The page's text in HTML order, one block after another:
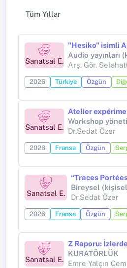
Tüm Yıllar
Sanatsal E.
Audio yayınları
Arş. Gör.
2026 Türkiye Özgün
Sanatsal E.
Workshop
Dr.Sedat Özer
2026 Fransa Özgün
Sanatsal E.
“Traces
Bireysel
Dr.Sedat Özer
2026 Fransa Özgün
Sanatsal E.
Z Raporu:
KURATÖRLÜK